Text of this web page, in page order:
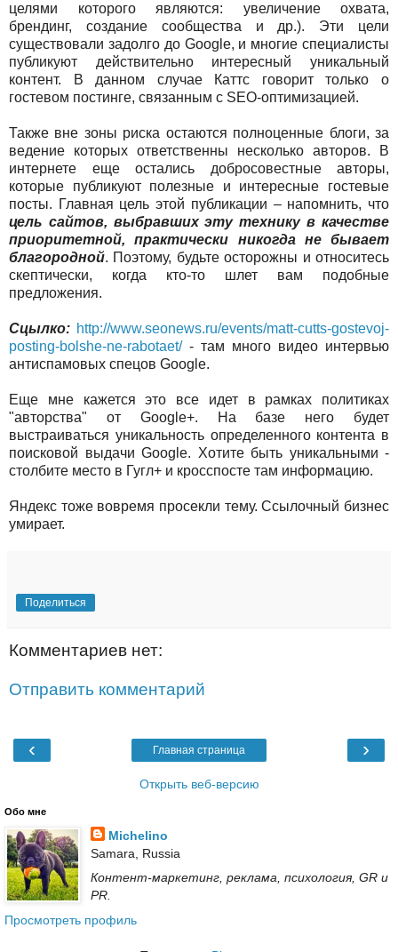
целями которого являются: увеличение охвата,
брендинг, создание сообщества и др.). Эти цели
существовали задолго до Google, и многие специалисты
публикуют действительно интересный уникальный
контент. В данном случае Каттс говорит только о
гостевом постинге, связанным с SEO-оптимизацией.
Также вне зоны риска остаются полноценные блоги, за
ведение которых ответственны несколько авторов. В
интернете еще остались добросовестные авторы,
которые публикуют полезные и интересные гостевые
посты. Главная цель этой публикации – напомнить, что
цель сайтов, выбравших эту технику в качестве
приоритетной, практически никогда не бывает
благородной. Поэтому, будьте осторожны и относитесь
скептически, когда кто-то шлет вам подобные
предложения.
Сцылко: http://www.seonews.ru/events/matt-cutts-gostevoj-
posting-bolshe-ne-rabotaet/- там много видео интервью
антиспамовых спецов Google.
Еще мне кажется это все идет в рамках политиках
"авторства" от Google+. На базе него будет
выстраиваться уникальность определенного контента в
поисковой выдачи Google. Хотите быть уникальными -
столбите место в Гугл+ и кросспосте там информацию.
Яндекс тоже вовремя просекли тему. Ссылочный бизнес
умирает.
е
:
h
p
w
.
s
e
o
n
w
Поделиться
Комментариев нет:
Отправить комментарий
‹ ›
Главная страница
Открыть веб-версию
Обо мне
Michelino
Samara, Russia
Контент-маркетинг, реклама, психология, GR и
PR.
Просмотреть профиль